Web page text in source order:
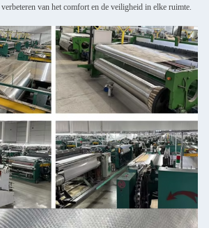
van het comfort en de veiligheid in elke ruimte.